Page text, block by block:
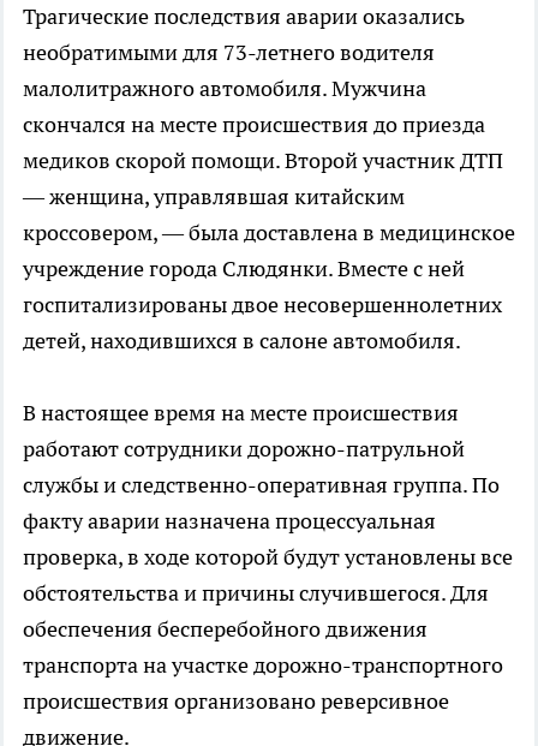
Трагические последствия аварии оказались
необратимыми для 73-летнего водителя
малолитражного автомобиля. Мужчина
скончался на месте происшествия до приезда
медиков скорой помощи. Второй участник ДТП
— женщина, управлявшая китайским
кроссовером, — была доставлена в медицинское
учреждение города Слюдянки. Вместе с ней
госпитализированы двое несовершеннолетних
детей, находившихся в салоне автомобиля.
В настоящее время на месте происшествия
работают сотрудники дорожно-патрульной
службы и следственно-оперативная группа. По
факту аварии назначена процессуальная
проверка, в ходе которой будут установлены все
обстоятельства и причины случившегося. Для
обеспечения бесперебойного движения
транспорта на участке дорожно-транспортного
происшествия организовано реверсивное
движение.